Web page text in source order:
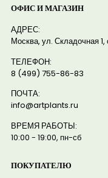
ОФИС И МАГАЗИН
АДРЕС:
Москва, ул. Складочная
ТЕЛЕФОН:
8 (499) 755-86-83
ПОЧТА:
info@artplants.ru
ВРЕМЯ РАБОТЫ:
10:00 - 19:00, пн-сб
ПОКУПАТЕЛЮ